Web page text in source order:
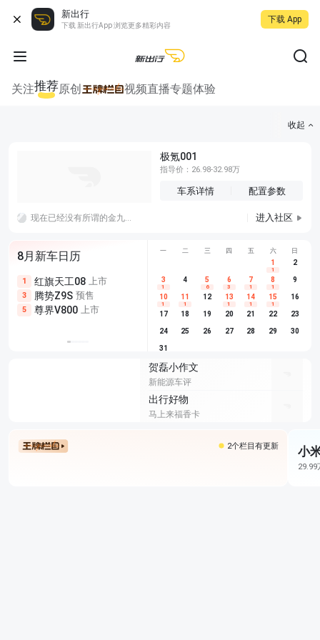
新出行
下载 新出行App 浏览更多精彩内容
下载 App
关注推荐原创 视频直播专题体验
收起
极氪001
指导价：26.98-32.98万
车系详情 配置参数
现在已经没有所谓的金九银十吧，我觉得车企应该把重心放在耐久上，最近爆出的质量问题有点多。 进入社区
8月新车日历
1 红旗天工08 上市
3 腾势Z9S 预售
5 尊界V800 上市
尊界V680 上市
享界G9 预售
别克至境L7 预售
埃安
长城H10
深蓝S05
一 二 三 四 五 六 日
1
1
2
3
1
4 5
6
6
3
7
1
8
1
9
10
1
11
1
12 13
1
14
1
15
1
16
17 18 19 20 21 22 23
24 25 26 27 28 29 30
31
贺磊小作文
新能源车评
出行好物
马上来福香卡
2个栏目有更新 小
29.99